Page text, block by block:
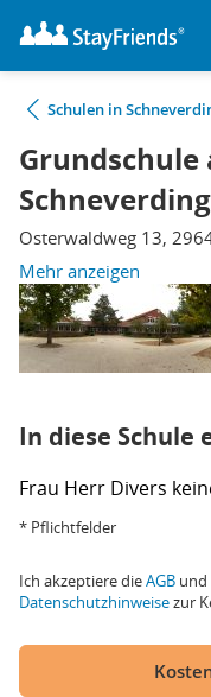
Schulen in
Osterwaldweg 13,
Mehr anzeigen
In diese Schule
Frau Herr Divers
* Pflichtfelder
Ich akzeptiere dieAGB und
Datenschutzhinweisezur